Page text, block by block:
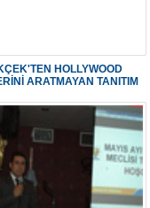
HOLLYWOOD
ARATMAYAN TANITIM